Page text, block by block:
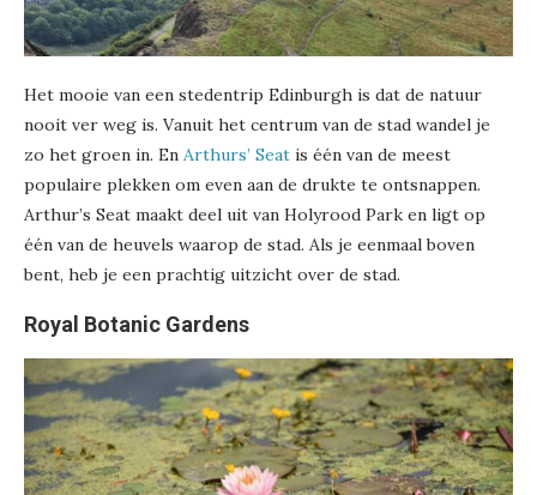
Het mooie van een stedentrip Edinburgh is dat de natuur
nooit ver weg is. Vanuit het centrum van de stad wandel je
zo het groen in. En Arthurs’ Seat is één van de meest
populaire plekken om even aan de drukte te ontsnappen.
Arthur’s Seat maakt deel uit van Holyrood Park en ligt op
één van de heuvels waarop de stad. Als je eenmaal boven
bent, heb je een prachtig uitzicht over de stad.
Royal Botanic Gardens